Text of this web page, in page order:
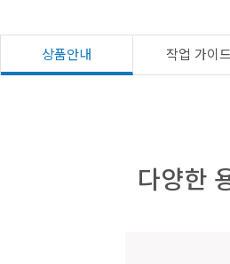
상품안내 작업 가이드
다양한